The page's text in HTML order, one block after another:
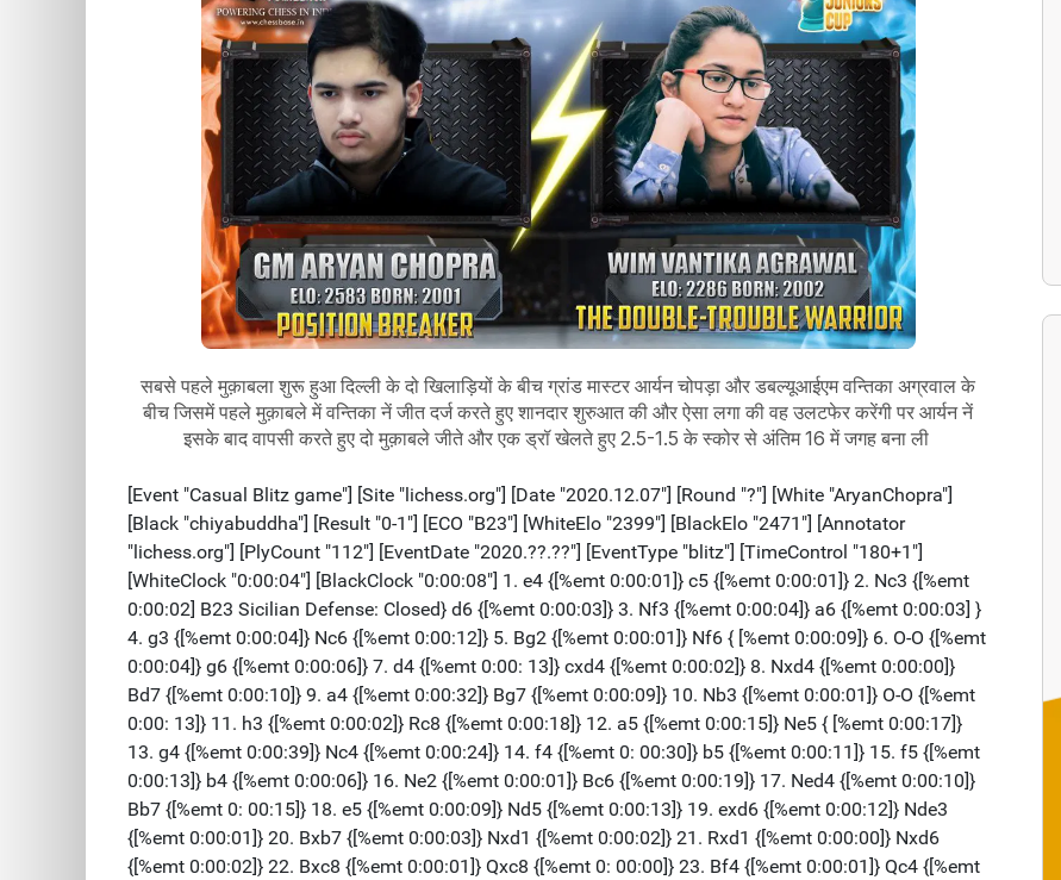
सबसे पहले मुक़ाबला शुरू हुआ दिल्ली के दो खिलाड़ियों के बीच ग्रांड मास्टर आर्यन चोपड़ा और डबल्यूआईएम वन्तिका अग्रवाल के
बीच जिसमें पहले मुक़ाबले में वन्तिका नें जीत दर्ज करते हुए शानदार शुरुआत की और ऐसा लगा की वह उलटफेर करेंगी पर आर्यन नें
इसके बाद वापसी करते हुए दो मुक़ाबले जीते और एक ड्रॉ खेलते हुए 2.5-1.5 के स्कोर से अंतिम 16 में जगह बना ली